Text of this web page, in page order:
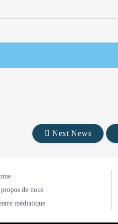
Next News
de nous
médiatique